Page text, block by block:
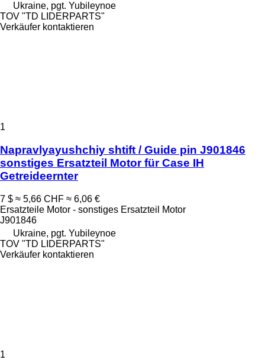
Ukraine, pgt. Yubileynoe
TOV "TD LIDERPARTS"
Verkäufer kontaktieren
1
Napravlyayushchiy shtift / Guide pin J901846
sonstiges Ersatzteil Motor für Case IH
Getreideernter
7 $ ≈ 5,66 CHF ≈ 6,06 €
Ersatzteile Motor - sonstiges Ersatzteil Motor
J901846
Ukraine, pgt. Yubileynoe
TOV "TD LIDERPARTS"
Verkäufer kontaktieren
1